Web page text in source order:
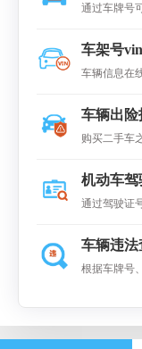
通过车牌号
性质、检验
相关信息。
车架号
车辆信息在
车辆出险
购买二手车
交强险损失
机动车驾
通过驾驶证
车辆违法
根据车牌号